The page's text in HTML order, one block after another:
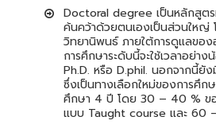
Doctoral degree เป็นหลักสูต
ค้นคว้าด้วยตนเองเป็นส่วนใหญ่
วิทยานิพนธ์ ภายใต้การดูแลขอ
การศึกษาระดับนี้จะใช้เวลาอย่
Ph.D. หรือ D.phil. นอกจากนี้ยั
ซึ่งเป็นทางเลือกใหม่ของการศึก
ศึกษา 4 ปี โดย 30 – 40 % ขอ
แบบ Taught course และ 60